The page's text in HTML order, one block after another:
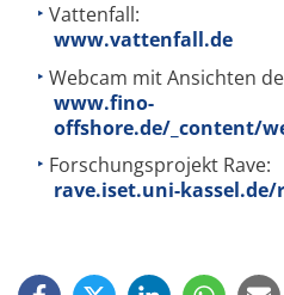
Vattenfall:
www.vattenfall.de
Webcam mit Ansichten
www.fino-
offshore.de/_content/
Forschungsprojekt Rave:
rave.iset.uni-